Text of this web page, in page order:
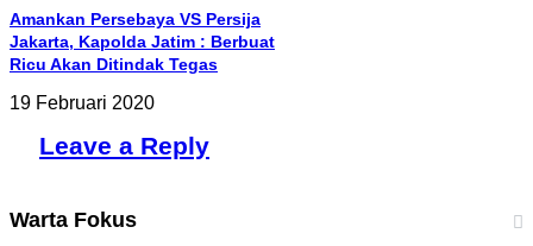
Amankan Persebaya VS Persija
Jakarta, Kapolda Jatim : Berbuat
Ricu Akan Ditindak Tegas
19 Februari 2020
Leave a Reply
Warta Fokus